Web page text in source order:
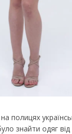
полицях
знайти одяг від